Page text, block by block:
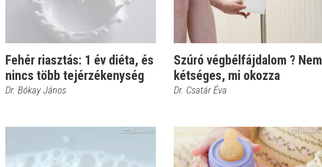
Fehér riasztás: 1 év diéta, és
nincs több tejérzékenység
Dr. Bókay János
Szúró végbélfájdalom ? Nem
kétséges, mi okozza
Dr. Csatár Éva